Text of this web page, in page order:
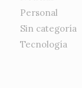
Personal
Sin categoría
Tecnología